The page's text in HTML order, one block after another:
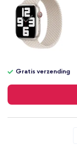
Gratis verzending
verzending
Apple Gevlochten
Maat 7 - Starlight +